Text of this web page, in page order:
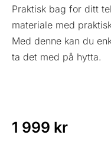
Praktisk bag for ditt
materiale med
Med denne kan du
ta det med på hytta.
1 999 kr